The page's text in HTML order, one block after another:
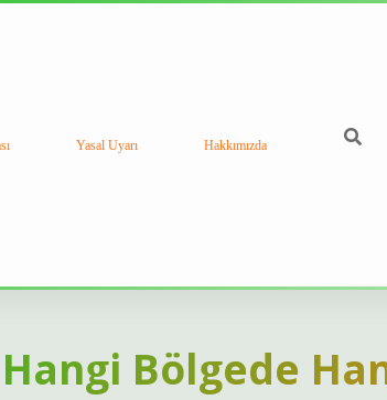
Yasal Uyarı Hakkımızda
Bölgede